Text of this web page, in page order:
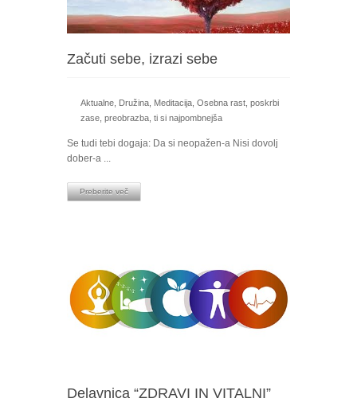
Začuti sebe, izrazi sebe
Aktualne Družina Meditacija Osebna rast poskrbi
zase preobrazba ti si najpombnejša
Se tudi tebi dogaja: Da si neopažen-a Nisi dovolj
dober-a ...
Preberite več
Delavnica “ZDRAVI IN VITALNI”